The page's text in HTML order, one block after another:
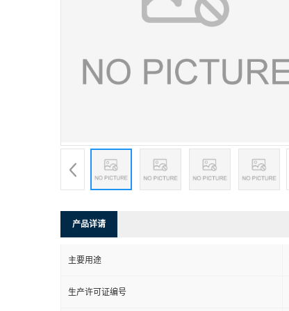
产品详请
主要用途
生产许可证编号